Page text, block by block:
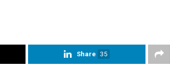
Share 35